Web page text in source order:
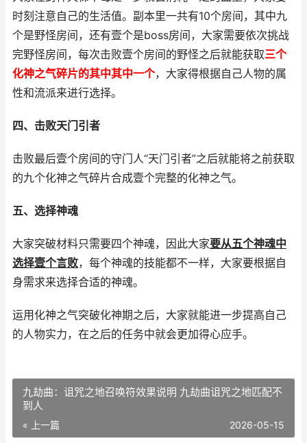
时刻注意自己的生活值。副本里一共有10个房间，其中九
个是野怪房间，还有壹个是boss房间，大家需要依次挑战
完野怪房间，每次击败壹个房间的野怪之后就能获取三个
化神之气碎片的其中其中一个，大家得根据自己人物的属
性和流派来进行选择。
四、击败天门引者
击败最后壹个房间的守门人“天门引者”之后就能将之前获取
的九个化神之气碎片合成壹个完整的化神之气。
五、选择神魂
大家突破材料只需要四个神魂，因此大家要从五个神魂中
选择壹个言败，每个神魂的技能都不一样，大家要根据自
身需求来选择合适的神魂。
运用化神之气突破化神期之后，大家就能进一步提高自己
的人物实力，在之后的任务中就会更加得心应手。
九劫曲：诅咒之地召唤符效果说明 九劫曲诅咒之地匹配不
到人
« 上一篇 2026-05-15